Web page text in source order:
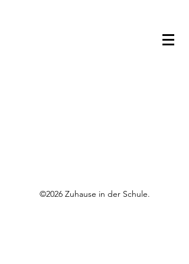
©2026 Zuhause in der Schule.